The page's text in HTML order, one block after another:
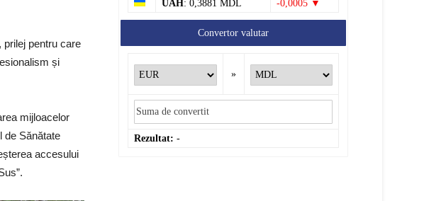
prilej pentru care
și
mijloacelor
de Sănătate
accesului
»
Rezultat: -